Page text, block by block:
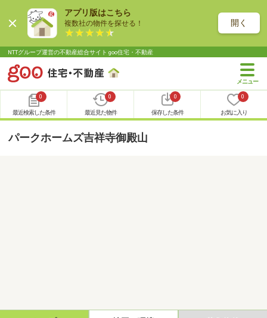
アプリ版はこちら
複数社の物件を探せる！ 開く
NTTグループ運営の不動産総合サイト goo住宅・不動産
0
最近検索した条件
0
最近見た物件
0
保存した条件
0
お気に入り
パークホームズ吉祥寺御殿山